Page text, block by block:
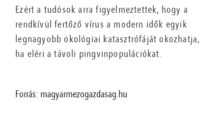
Ezért a tudósok arra figyelmeztettek, hogy a
rendkívül fertőző vírus a modern idők egyik
legnagyobb ökológiai katasztrófáját okozhatja,
ha eléri a távoli pingvinpopulációkat.
Forrás: magyarmezogazdasag.hu